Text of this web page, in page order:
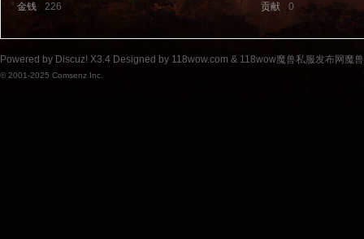
金钱
226 贡献 0
Powered by Discuz! X3.4 Designed by 118wow.com & 118wow魔兽私服发布网魔
© 2001-2025 Comsenz Inc.